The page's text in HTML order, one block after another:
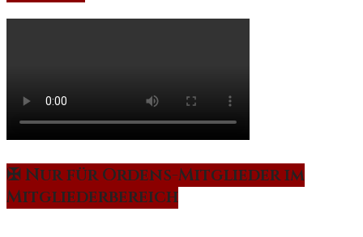
✠ Nur für Ordens-Mitglieder im
Mitgliederbereich